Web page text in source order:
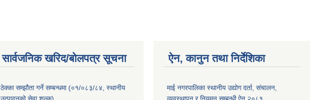
सार्वजनिक खरिद/बोलपत्र सूचना
ठेक्का सम्झौता गर्ने सम्बन्धमा (०१/०८३/८४, स्थानीय
ऐन, कानुन तथा निर्देशिका
माई नगरपालिका स्थानीय उद्योग दर्ता, संचालन,